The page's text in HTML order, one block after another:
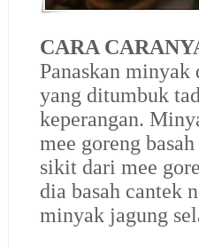
CARA
Panaskan minyak
yang ditumbuk
keperangan.
mee goreng
sikit dari mee
dia basah cantek
minyak jagung